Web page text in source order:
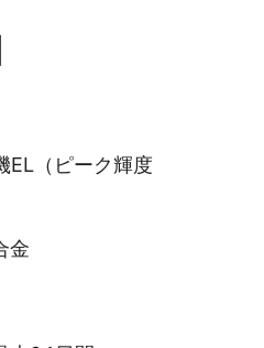
EL（ピーク輝度
金